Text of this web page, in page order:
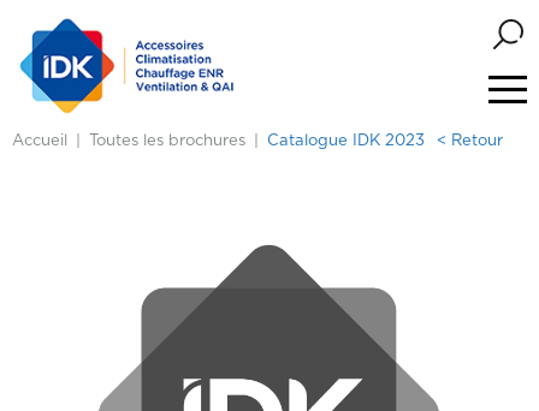
Accueil Toutes les brochures Catalogue IDK 2023 < Retour